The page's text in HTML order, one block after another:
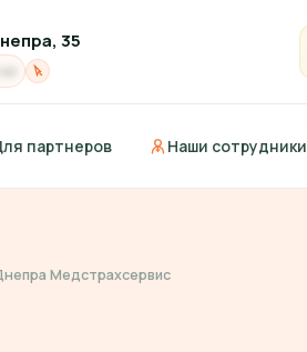
35
партнеров Наши сотрудники
Медстрахсервис